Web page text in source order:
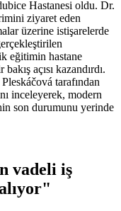
Hastanesi oldu. Dr.
ziyaret eden
üzerine istişarelerde
eğitimin hastane
açısı kazandırdı.
tarafından
inceleyerek, modern
son durumunu yerinde
vadeli iş